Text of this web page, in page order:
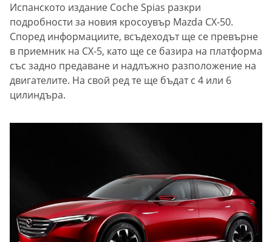
Испанското издание Coche Spias разкри
подробности за новия кросоувър Mazda CX-50.
Според информациите, всъдеходът ще се превърне
в приемник на CX-5, като ще се базира на платформа
със задно предаване и надлъжно разположение на
двигателите. На свой ред те ще бъдат с 4 или 6
цилиндъра.